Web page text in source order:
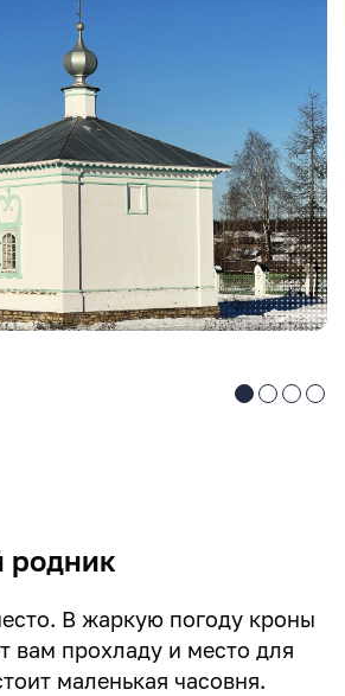
родник
В жаркую погоду кроны
вам прохладу и место для
маленькая часовня.